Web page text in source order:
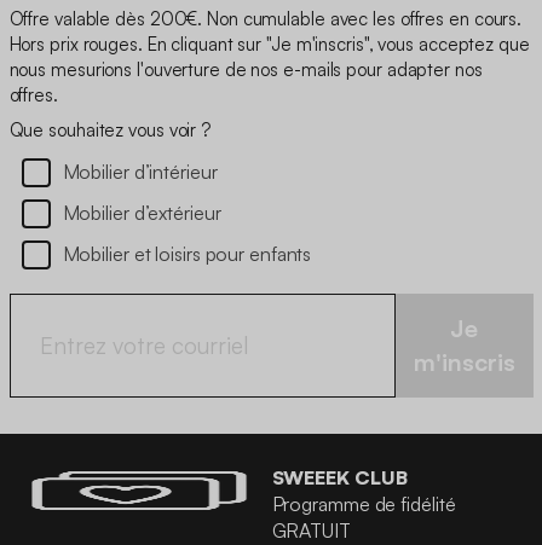
Offre valable dès 200€. Non cumulable avec les offres en cours.
Hors prix rouges. En cliquant sur "Je m'inscris", vous acceptez que
nous mesurions l'ouverture de nos e-mails pour adapter nos
offres.
Que souhaitez vous voir ?
Mobilier d’intérieur
Mobilier d’extérieur
Mobilier et loisirs pour enfants
Je
m'inscris
SWEEEK CLUB
Programme de fidélité
GRATUIT